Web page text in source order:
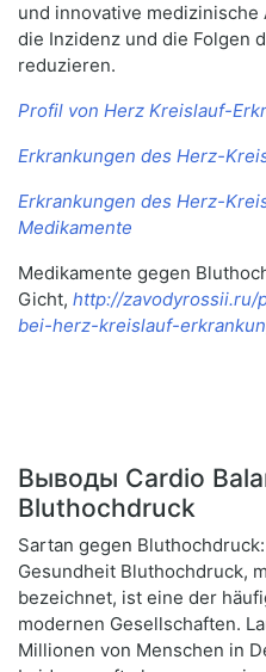
und innovative
die Inzidenz und die Folgen
reduzieren.
Profil von Herz Kreislauf-
Erkrankungen des Herz-
Erkrankungen des Herz-
Medikamente
Medikamente gegen
Gicht, http://
bei-herz-kreislauf-
Выводы Cardio
Bluthochdruck
Sartan gegen
Gesundheit Bluthochdruck,
bezeichnet, ist eine der
modernen Gesellschaften.
Millionen von Menschen in